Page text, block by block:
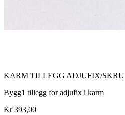
KARM TILLEGG ADJUFIX/SKRU
Bygg1 tillegg for adjufix i karm
Kr 393,00